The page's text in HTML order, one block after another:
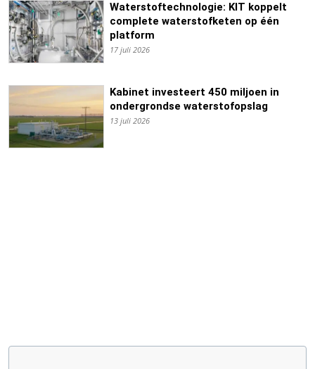
Waterstoftechnologie: KIT koppelt
complete waterstofketen op één
platform
17 juli 2026
Kabinet investeert 450 miljoen in
ondergrondse waterstofopslag
13 juli 2026